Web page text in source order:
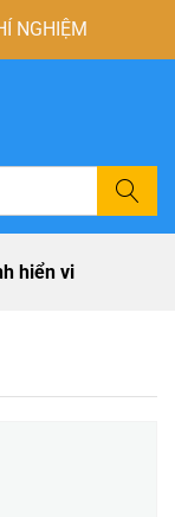
NGHIỆM
Tìm
hiển vi